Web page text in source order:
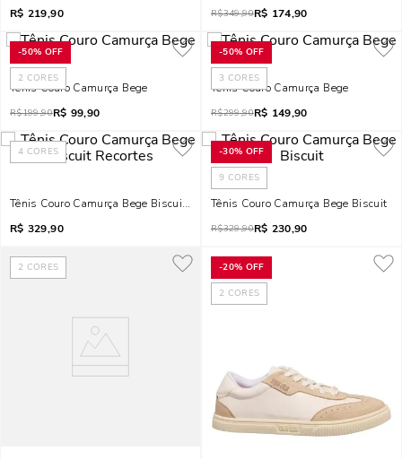
R$ 219,90 R$349,90R$ 174,90
-50% OFF
2 CORES
Tênis Couro Camurça Bege
R$199,90R$ 99,90
-50% OFF
3 CORES
Tênis Couro Camurça Bege
R$299,90R$ 149,90
4 CORES
Tênis Couro Camurça Bege Biscuit Recortes
R$ 329,90
-30% OFF
9 CORES
Tênis Couro Camurça Bege Biscuit
R$329,90R$ 230,90
2 CORES -20% OFF
2 CORES